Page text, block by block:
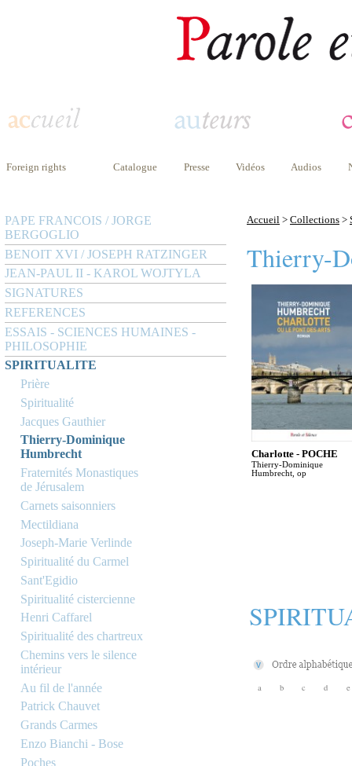
Foreign rights Catalogue Presse Vidéos Audios
PAPE FRANCOIS / JORGE
BERGOGLIO
BENOIT XVI / JOSEPH RATZINGER
JEAN-PAUL II - KAROL WOJTYLA
SIGNATURES
REFERENCES
ESSAIS - SCIENCES HUMAINES -
PHILOSOPHIE
SPIRITUALITE
Prière
Spiritualité
Jacques Gauthier
Thierry-Dominique
Humbrecht
Fraternités Monastiques
de Jérusalem
Carnets saisonniers
Mectildiana
Joseph-Marie Verlinde
Spiritualité du Carmel
Sant'Egidio
Spiritualité cistercienne
Henri Caffarel
Spiritualité des chartreux
Chemins vers le silence
intérieur
Au fil de l'année
Patrick Chauvet
Grands Carmes
Enzo Bianchi - Bose
Poches
Accueil > Collections >
Thierry-
Charlotte - POCHE
Thierry-Dominique
Humbrecht, op
a b c d e